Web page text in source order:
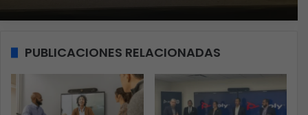
PUBLICACIONES RELACIONADAS